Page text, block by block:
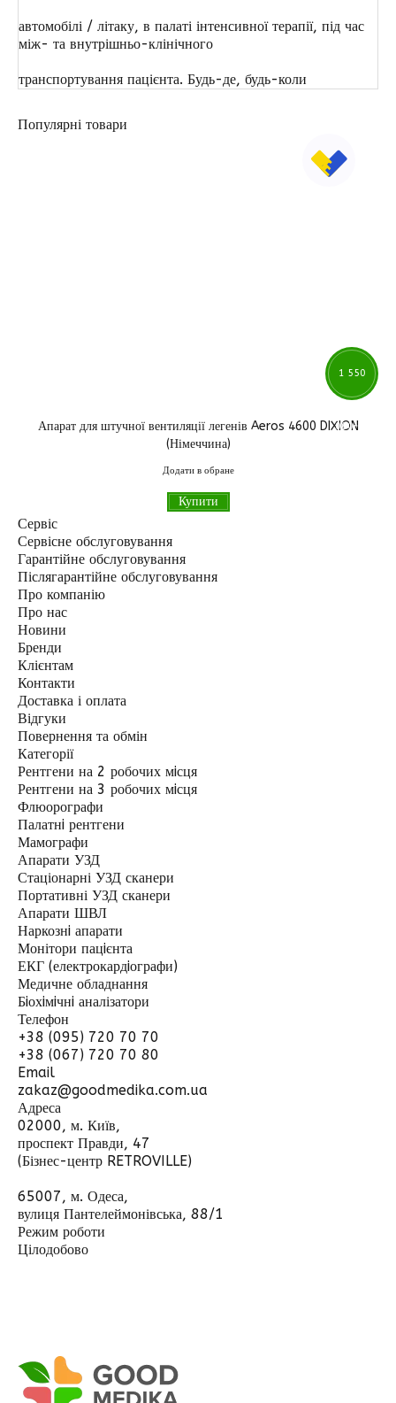
автомобілі / літаку, в палаті інтенсивної терапії, під час
між- та внутрішньо-клінічного
транспортування пацієнта. Будь-де, будь-коли
Популярні товари
Апарат для штучної вентиляції легенів Aeros 4600 DIXION
(Німеччина)
Додати в обране
1 550
000грн
Купити
Сервіс
Сервісне обслуговування
Гарантійне обслуговування
Післягарантійне обслуговування
Про компанію
Про нас
Новини
Бренди
Клієнтам
Контакти
Доставка і оплата
Відгуки
Повернення та обмін
Категорії
Рентгени на 2 робочих мiсця
Рентгени на 3 робочих мiсця
Флюорографи
Палатнi рентгени
Мамографи
Апарати УЗД
Стаціонарні УЗД сканери
Портативні УЗД сканери
Апарати ШВЛ
Наркознi апарати
Монітори пацiєнта
ЕКГ (електрокардiографи)
Медичне обладнання
Бiохiмiчнi аналізатори
Телефон
+38 (095) 720 70 70
+38 (067) 720 70 80
Email
zakaz@goodmedika.com.ua
Адреса
02000, м. Київ,
проспект Правди, 47
(Бізнес-центр RETROVILLE)
65007, м. Одеса,
вулиця Пантелеймонівська, 88/1
Режим роботи
Цілодобово